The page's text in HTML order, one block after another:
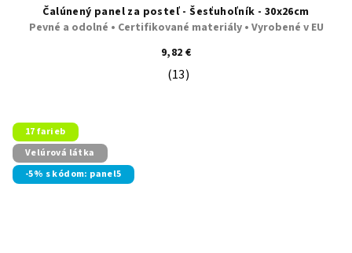
Čalúnený panel za posteľ - Šesťuhoľník - 30x26cm
Pevné a odolné • Certifikované materiály • Vyrobené v EU
9,82 €
Priemerné hodnotenie produktu
(13)
17 farieb
Velúrová látka
-5% s kódom: panel5